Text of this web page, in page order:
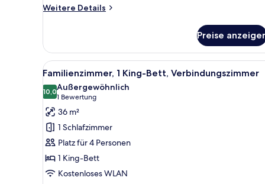
Weitere Details
Weitere
Meerseite
Preise
Alle
Fotos
für
Familienzimmer,
1 King-
Bett,
Verbindungszimmer
anzeigen
Hochwertige Bettwaren,
16
Familienzimmer, 1 King-Bett, Verbindungszimmer
10,010,0 von 10
Außergewöhnlich
1 Bewertung
(1
Bewertung)
36 m²
1 Schlafzimmer
Platz für 4 Personen
1 King-Bett
Kostenloses WLAN